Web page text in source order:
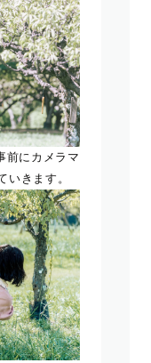
前にカメラマ
いきます。